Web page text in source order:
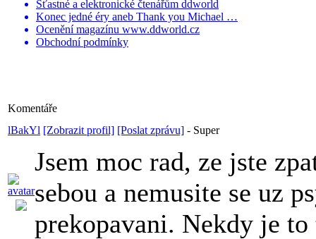
Šťastné a elektronické čtenářům ddworld
Konec jedné éry aneb Thank you Michael …
Ocenění magazínu www.ddworld.cz
Obchodní podmínky
Komentáře
lBakYl [Zobrazit profil] [Poslat zprávu] - Super
Jsem moc rad, ze jste
sebou a nemusite se uz
prekopavani. Nekdy je